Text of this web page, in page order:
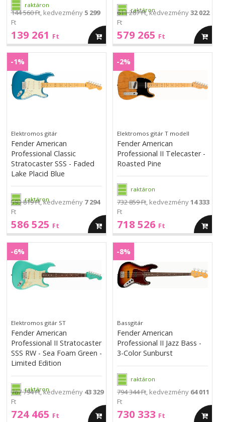
raktáron
144 560 Ft, kedvezmény 5 299
Ft
139 261 Ft kosárba
raktáron
611 287 Ft, kedvezmény32 022
Ft
579 265 Ft kosárba
Fender
American
Professional
Classic
Stratocaster
Faded
Lake
Placid
Blue
American
Professional
Classic
Stratocaster
Lake
Placid
Blue
Elektromos gitár
Fender American
Professional Classic
Stratocaster SSS - Faded
Lake Placid Blue
raktáron
593 819 Ft, kedvezmény 7 294
Ft
586 525 Ft
-1%
kosárba
Fender
American
Professional
Telecaster
Pine
American
Professional
II
Telecaster
Elektromos gitár T modell
Fender American
Professional II Telecaster -
Roasted Pine
raktáron
732 859 Ft, kedvezmény14 333
Ft
718 526 Ft
-2%
kosárba
Fender
American
Professional
Stratocaster
Sea
Foam
Green
Limited
Edition
American
Professional
II
Stratocaster
Sea
Foam
Green
-
Limited
Edition
Elektromos gitár ST
Fender American
Professional II Stratocaster
SSS RW - Sea Foam Green -
Limited Edition
raktáron
767 794 Ft, kedvezmény 43 329
Ft
724 465 Ft
-6%
kosárba
Fender
American
Professional
Jazz
3-
Color
Sunburst
American
Professional
II
Jazz
Color
Sunburst
Bassgitár
Fender American
Professional II Jazz Bass -
3-Color Sunburst
raktáron
794 344 Ft, kedvezmény 64 011
Ft
730 333 Ft
-8%
kosárba